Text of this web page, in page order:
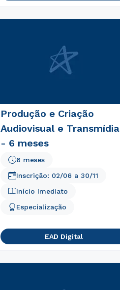
Produção e Criação
Audiovisual e Transmídia
- 6 meses
Início Imediato
6 meses
Especialização
Inscrição: 02/06 a 30/11
EAD Digital